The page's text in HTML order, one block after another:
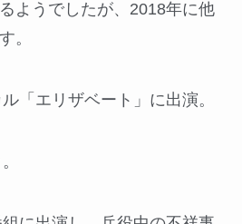
ようでしたが、2018年に他
。
「エリザベート」に出演。